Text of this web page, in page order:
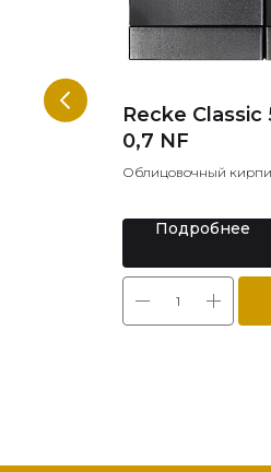
Recke
0,7 NF
Облицовочный
Подробнее